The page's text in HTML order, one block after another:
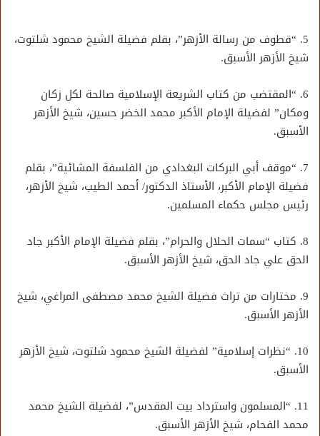
5. “قطوف من رسالة الأزهر”، بقلم فضيلة الشيخ محمود شلتوت،
شيخ الأزهر الأسبق.
6. “المقتضب من كتاب الشريعة الإسلامية صالحة لكل زكان
ومكان” لفضيلة الإمام الأكبر محمد الخضر حسين، شيخ الأزهر
الأسبق.
7. “موقف أبي البركات البغدادي من الفلسفة المشائية”، بقلم
فضيلة الإمام الأكبر، الأستاذ الدكتور/ أحمد الطيب، شيخ الأزهر،
رئيس مجلس حكماء المسلمين.
8. كتاب “سمات الحلال والحرام”، بقلم فضيلة الإمام الأكبر جاد
الحق علي جاد الحق، شيخ الأزهر الأسبق.
9. مختارات من تراث فضيلة الشيخ محمد مصطفى المراغي، شيخ
الأزهر الأسبق.
10. “نظرات إسلامية” لفضيلة الشيخ محمود شلتوت، شيخ الأزهر
الأسبق.
11. “المسلمون واسترداد بيت المقدس”، لفضيلة الشيخ محمد
محمد الفحام، شيخ الأزهر الأسبق.